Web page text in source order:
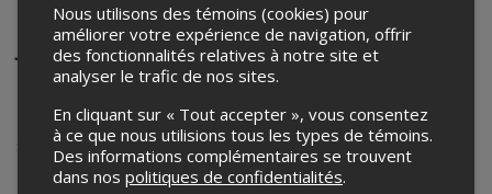
Journées horticoles et grandes
cultures 2024
Encore une fois, les Journées horticoles et grandes cultures
sont de retour pour l'année 2024! Au menu cette année:
Mardi 26 novembre: horticulture maraîchère en terres
Nous utilisons des témoins (cookies) pour
améliorer votre expérience de navigation, offrir
des fonctionnalités relatives à notre site et
analyser le trafic de nos sites.
En cliquant sur « Tout accepter », vous consentez
à ce que nous utilisions tous les types de témoins.
Des informations complémentaires se trouvent
dans nos politiques de confidentialités.